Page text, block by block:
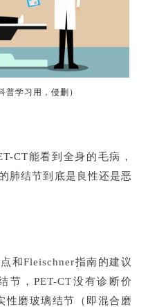
普学习用，侵删）
CT能看到全身的毛病，
肺结节到底是良性还是恶
和Fleischner指南的建议
节，PET-CT没有诊断价
性磨玻璃结节（即混合磨